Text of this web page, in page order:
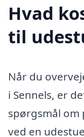
Hvad
til
Når du
i Sennels, er
spørgsmål om
ved en